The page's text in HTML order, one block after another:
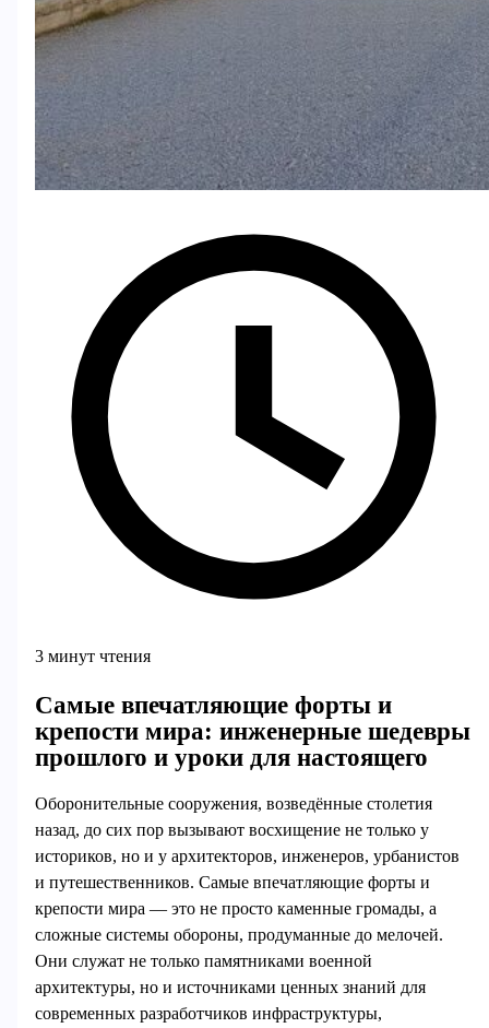
3 минут чтения
Самые впечатляющие форты и
крепости мира: инженерные шедевры
прошлого и уроки для настоящего
Оборонительные сооружения, возведённые столетия
назад, до сих пор вызывают восхищение не только у
историков, но и у архитекторов, инженеров, урбанистов
и путешественников. Самые впечатляющие форты и
крепости мира — это не просто каменные громады, а
сложные системы обороны, продуманные до мелочей.
Они служат не только памятниками военной
архитектуры, но и источниками ценных знаний для
современных разработчиков инфраструктуры,